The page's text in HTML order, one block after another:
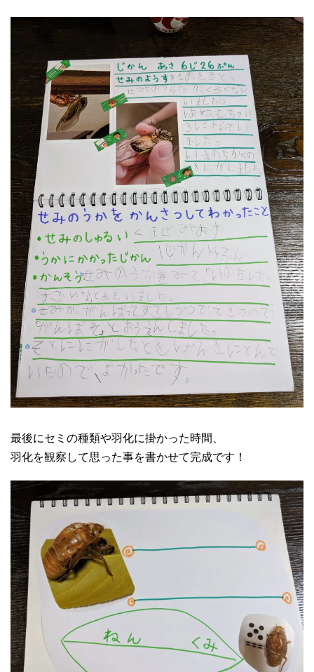
最後にセミの種類や羽化に掛かった時間、
羽化を観察して思った事を書かせて完成です！